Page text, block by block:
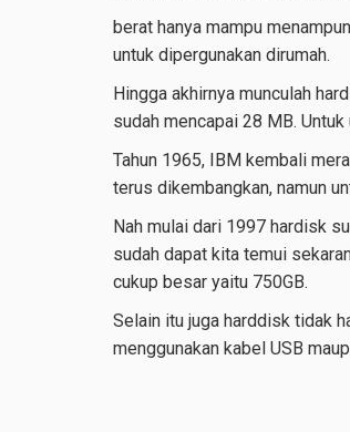
berat hanya mampu
untuk dipergunakan dirumah.
Hingga akhirnya munculah
sudah mencapai 28 MB.
Tahun 1965, IBM kembali
terus dikembangkan, namun
Nah mulai dari 1997 hardisk
sudah dapat kita temui
cukup besar yaitu 750GB.
Selain itu juga harddisk tidak
menggunakan kabel USB